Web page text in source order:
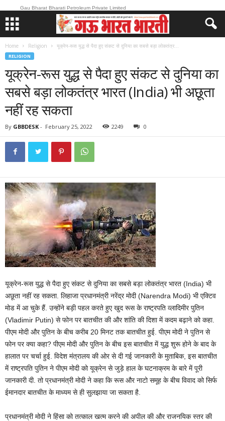
Gau Bharat Bharati Petroleum Private Limited
Home Religion यूक्रेन-रूस युद्ध से पैदा हुए संकट से दुनिया का सबसे बड़ा लोकतंत्र...
RELIGION
यूक्रेन-रूस युद्ध से पैदा हुए संकट से दुनिया का
सबसे बड़ा लोकतंत्र भारत (India) भी अछूता
नहीं रह सकता
By GBBDESK - February 25, 2022 2249 0
यूक्रेन-रूस युद्ध से पैदा हुए संकट से दुनिया का सबसे बड़ा लोकतंत्र भारत (India) भी
अछूता नहीं रह सकता. लिहाजा प्रधानमंत्री नरेंद्र मोदी (Narendra Modi) भी एक्टिव
मोड में आ चुके हैं. उन्होंने बड़ी पहल करते हुए खुद रूस के राष्ट्रपति व्लादिमीर पुतिन
(Vladimir Putin) से फोन पर बातचीत की और शांति की दिशा में कदम बढ़ाने को कहा.
पीएम मोदी और पुतिन के बीच करीब 20 मिनट तक बातचीत हुई. पीएम मोदी ने पुतिन से
फोन पर क्या कहा? पीएम मोदी और पुतिन के बीच इस बातचीत में युद्ध शुरू होने के बाद के
हालात पर चर्चा हुई. विदेश मंत्रालय की ओर से दी गई जानकारी के मुताबिक, इस बातचीत
में राष्ट्रपति पुतिन ने पीएम मोदी को यूक्रेन से जुड़े हाल के घटनाक्रम के बारे में पूरी
जानकारी दी. तो प्रधानमंत्री मोदी ने कहा कि रूस और नाटो समूह के बीच विवाद को सिर्फ
ईमानदार बातचीत के माध्यम से ही सुलझाया जा सकता है.
प्रधानमंत्री मोदी ने हिंसा को तत्काल खत्म करने की अपील की और राजनयिक स्तर की